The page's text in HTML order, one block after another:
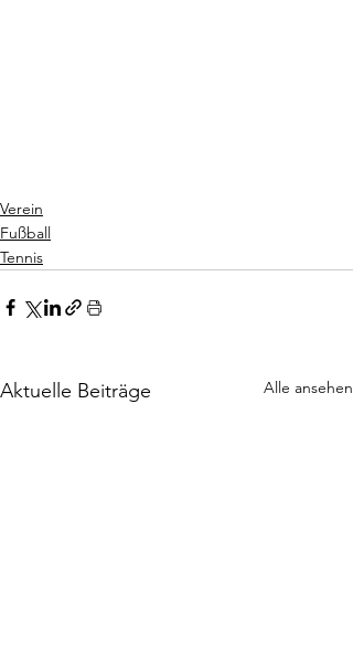
Verein
Fußball
Tennis
Aktuelle Beiträge Alle ansehen